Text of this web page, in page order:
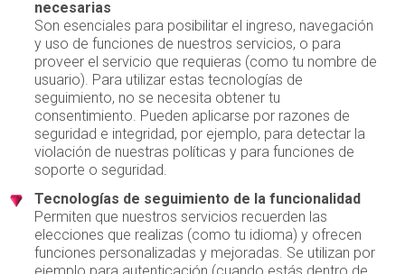
necesarias
Son esenciales para posibilitar el ingreso, navegación
y uso de funciones de nuestros servicios, o para
proveer el servicio que requieras (como tu nombre de
usuario). Para utilizar estas tecnologías de
seguimiento, no se necesita obtener tu
consentimiento. Pueden aplicarse por razones de
seguridad e integridad, por ejemplo, para detectar la
violación de nuestras políticas y para funciones de
soporte o seguridad.
Tecnologías de seguimiento de la funcionalidad
Permiten que nuestros servicios recuerden las
elecciones que realizas (como tu idioma) y ofrecen
funciones personalizadas y mejoradas. Se utilizan por